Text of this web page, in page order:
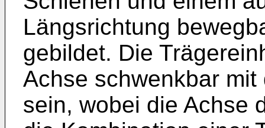
Längsrichtung
gebildet. Die
Achse schwenkbar
sein, wobei die Achse